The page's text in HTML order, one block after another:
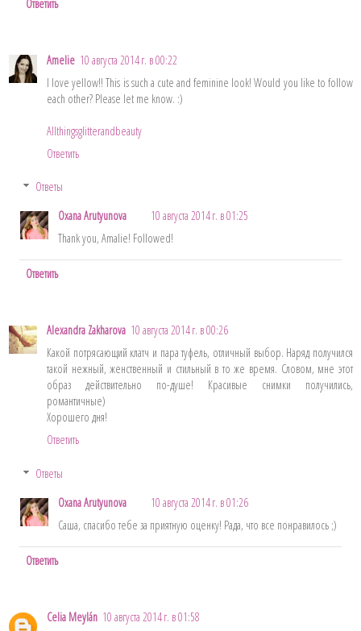
Ответить
Amelie 10 августа 2014 г. в 00:22
I love yellow!! This is such a cute and feminine look! Would you like to follow
each other? Please let me know. :)
Allthingsglitterandbeauty
Ответить
Ответы
Oxana Arutyunova
10 августа 2014 г. в 01:25
Thank you, Amalie! Followed!
Ответить
Alexandra Zakharova 10 августа 2014 г. в 00:26
Какой потрясающий клатч и пара туфель, отличный выбор. Наряд получился
такой нежный, женственный и стильный в то же время. Словом, мне этот
образ действительно по-душе! Красивые снимки получились,
романтичные)
Хорошего дня!
Ответить
Ответы
Oxana Arutyunova
10 августа 2014 г. в 01:26
Саша, спасибо тебе за приятную оценку! Рада, что все понравилось ;)
Ответить
Celia Meylán 10 августа 2014 г. в 01:58